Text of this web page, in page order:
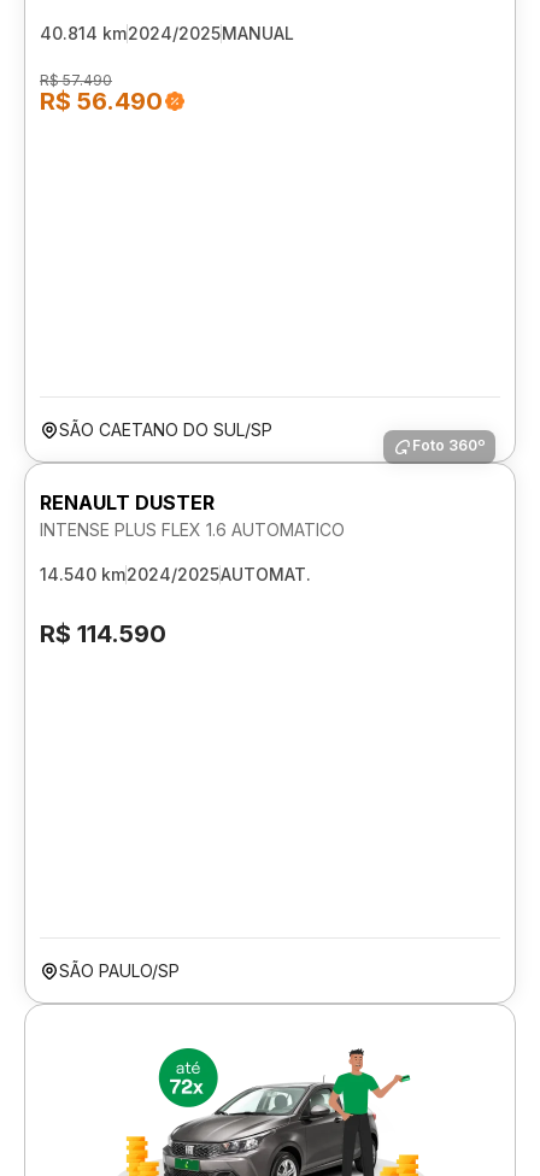
40.814 km2024/2025MANUAL
R$ 57.490
R$ 56.490
SÃO CAETANO DO SUL/SP
Foto 360º
RENAULT DUSTER
INTENSE PLUS FLEX 1.6 AUTOMATICO
14.540 km2024/2025AUTOMAT.
R$ 114.590
SÃO PAULO/SP